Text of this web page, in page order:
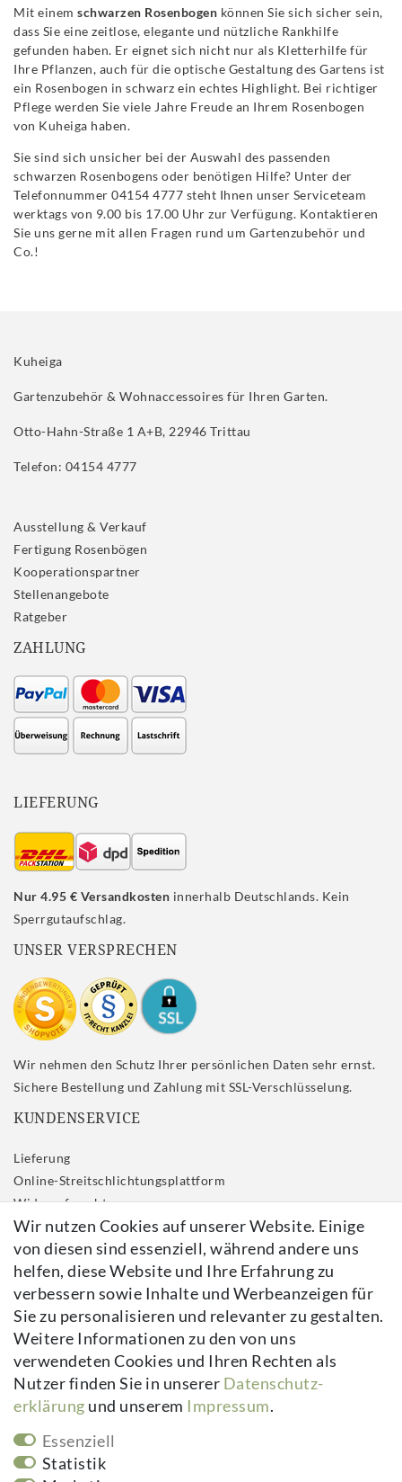
Mit einem schwarzen Rosenbogen können Sie sich sicher sein,
dass Sie eine zeitlose, elegante und nützliche Rankhilfe
gefunden haben. Er eignet sich nicht nur als Kletterhilfe für
Ihre Pflanzen, auch für die optische Gestaltung des Gartens ist
ein Rosenbogen in schwarz ein echtes Highlight. Bei richtiger
Pflege werden Sie viele Jahre Freude an Ihrem Rosenbogen
von Kuheiga haben.
Sie sind sich unsicher bei der Auswahl des passenden
schwarzen Rosenbogens oder benötigen Hilfe? Unter der
Telefonnummer 04154 4777 steht Ihnen unser Serviceteam
werktags von 9.00 bis 17.00 Uhr zur Verfügung. Kontaktieren
Sie uns gerne mit allen Fragen rund um Gartenzubehör und
Co.!
Kuheiga
Gartenzubehör & Wohnaccessoires für Ihren Garten.
Otto-Hahn-Straße 1 A+B, 22946 Trittau
Telefon: 04154 4777
Ausstellung & Verkauf
Fertigung Rosenbögen
Kooperationspartner
Stellenangebote
Ratgeber
ZAHLUNG
LIEFERUNG
Nur 4.95 € Versandkosten innerhalb Deutschlands. Kein
Sperrgutaufschlag.
UNSER VERSPRECHEN
Wir nehmen den Schutz Ihrer persönlichen Daten sehr ernst.
Sichere Bestellung und Zahlung mit SSL-Verschlüsselung.
KUNDENSERVICE
Lieferung
Online-Streitschlichtungsplattform
Widerrufs­recht
Impressum
Daten­schutz­erklärung
AGB
Kontakt
Vertrag widerrufen
Newsletter
E-MAIL **
Newsletter
Hiermit bestätige ich, dass ich die
Meine Einwilligung kann ich jederzeit widerrufen.**
Wir nutzen Cookies auf unserer Website. Einige
von diesen sind essenziell, während andere uns
helfen, diese Website und Ihre Erfahrung zu
verbessern sowie Inhalte und Werbeanzeigen für
Sie zu personalisieren und relevanter zu gestalten.
Weitere Informationen zu den von uns
verwendeten Cookies und Ihren Rechten als
Nutzer finden Sie in unserer Daten­schutz­
erklärung und unserem Impressum.
Essenziell
Statistik